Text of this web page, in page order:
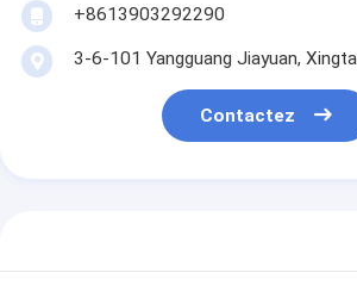
+8613903292290
3-6-101 Yangguang Jiayuan,
Contactez